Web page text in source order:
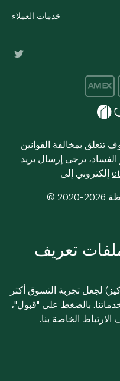
خدمات العملاء
بمخالفة القوانين
الفساد، يرجى إرسال بريد
تعريف
لجعل تجربة التسوق أكثر
بالضغط على "قبول"،
الخاصة بنا.